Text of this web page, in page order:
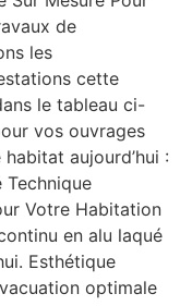
de
les
cette
le tableau ci-
vos ouvrages
aujourd’hui :
Technique
Votre Habitation
en alu laqué
Esthétique
optimale